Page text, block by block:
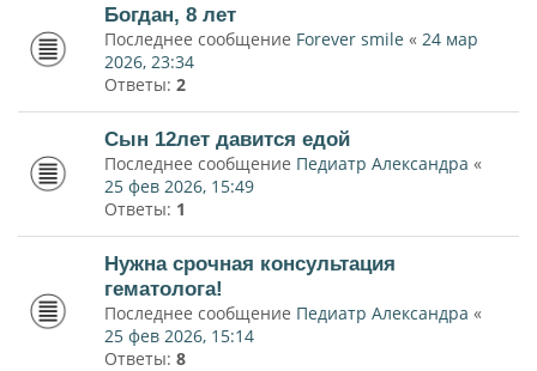
Богдан, 8 лет
Последнее сообщение Forever smile « 24 мар
2026, 23:34
Ответы: 2
Сын 12лет давится едой
Последнее сообщение Педиатр Александра «
25 фев 2026, 15:49
Ответы: 1
Нужна срочная консультация
гематолога!
Последнее сообщение Педиатр Александра «
25 фев 2026, 15:14
Ответы: 8